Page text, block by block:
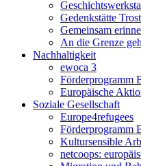
Gedenkstätte
Gemeinsam
An die Grenze
Nachhaltigkeit
ewoca 3
Förderprogramm
Europäische
Soziale Gesellschaft
Europe4refugees
Förderprogramm
Kultursensible
netcoops: